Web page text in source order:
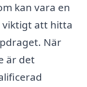
kan vara en
viktigt att hitta
När
är det